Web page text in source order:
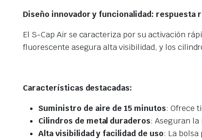
Diseño innovador y funcionalidad: respuesta
El S-Cap Air se caracteriza por su activación
fluorescente asegura alta visibilidad, y los
Características destacadas:
Suministro de aire de 15 minutos: Ofrece
Cilindros de metal duraderos: Aseguran
Alta visibilidad y facilidad de uso: La